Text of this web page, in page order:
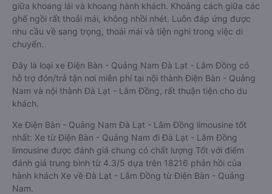
giữa khoang lái và khoang hành khách. Khoảng cách giữa các
ghế ngồi rất thoải mái, không nhồi nhét. Luôn đáp ứng được
nhu cầu về sang trọng, thoải mái và tiện nghi trong việc di
chuyển.
Đây là loại xe Điện Bàn - Quảng Nam Đà Lạt - Lâm Đồng có
hỗ trợ đón/trả tận nơi miễn phí tại nội thành Điện Bàn - Quảng
Nam và nội thành Đà Lạt - Lâm Đồng, rất thuận tiện cho du
khách.
Xe Điện Bàn - Quảng Nam Đà Lạt - Lâm Đồng limousine tốt
nhất: Xe từ Điện Bàn - Quảng Nam đi Đà Lạt - Lâm Đồng
limousine được đánh giá chung có chất lượng Tốt với điểm
đánh giá trung bình từ 4.3/5 dựa trên 18216 phản hồi của
hành khách Xe về Đà Lạt - Lâm Đồng từ Điện Bàn - Quảng
Nam.